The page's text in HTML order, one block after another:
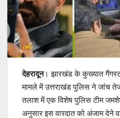
देहरादून। झारखंड के कुख्यात
मामले में उत्तराखंड पुलिस ने जांच
तलाश में एक विशेष पुलिस टीम
अनुसार इस वारदात को अंजाम देने